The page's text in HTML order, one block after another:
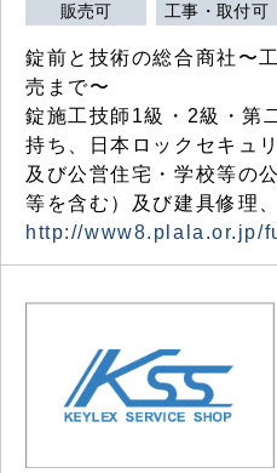
販売可 工事・取付可
錠前と技術の総合商社〜
売まで〜
錠施工技師1級・2級・第
持ち、日本ロックセキュ
及び公営住宅・学校等の
等を含む）及び建具修理
http://www8.plala.or.jp/